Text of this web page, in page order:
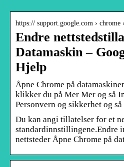
https:// support.google.com › chrome
Endre
Datamaskin –
Hjelp
Åpne Chrome på
klikker du på Mer Mer og så
Personvern og sikkerhet og
Du kan angi tillatelser for et
standardinnstillingene.Endre
nettsteder Åpne Chrome på